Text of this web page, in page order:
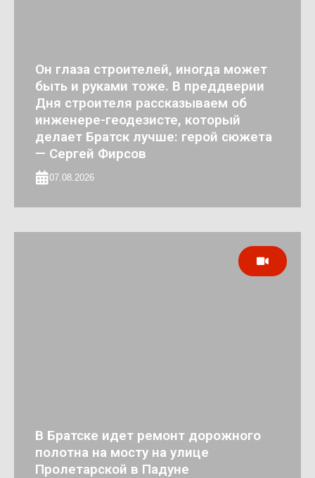
Он глаза строителей, иногда может
быть и руками тоже. В преддверии
Дня строителя рассказываем об
инженере-геодезисте, который
делает Братск лучше: герой сюжета
— Сергей Фирсов
07.08.2026
В Братске идет ремонт дорожного
полотна на мосту на улице
Пролетарской в Падуне